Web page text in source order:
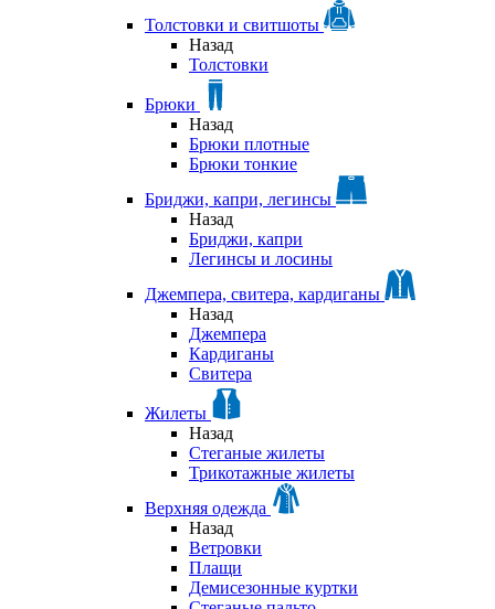
Толстовки и свитшоты
Назад
Толстовки
Брюки
Назад
Брюки плотные
Брюки тонкие
Бриджи, капри, легинсы
Назад
Бриджи, капри
Легинсы и лосины
Джемпера, свитера, кардиганы
Назад
Джемпера
Кардиганы
Свитера
Жилеты
Назад
Стеганые жилеты
Трикотажные жилеты
Верхняя одежда
Назад
Ветровки
Плащи
Демисезонные куртки